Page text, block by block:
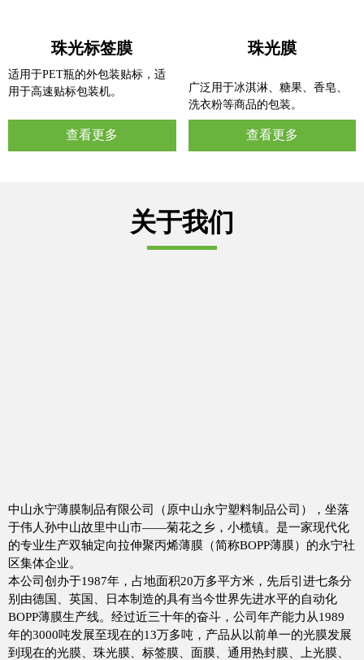
珠光标签膜
适用于PET瓶的外包装贴标，适
用于高速贴标包装机。
查看更多
珠光膜
广泛用于冰淇淋、糖果、香皂、
洗衣粉等商品的包装。
查看更多
关于我们
中山永宁薄膜制品有限公司（原中山永宁塑料制品公司），坐落
于伟人孙中山故里中山市——菊花之乡，小榄镇。是一家现代化
的专业生产双轴定向拉伸聚丙烯薄膜（简称BOPP薄膜）的永宁社
区集体企业。
本公司创办于1987年，占地面积20万多平方米，先后引进七条分
别由德国、英国、日本制造的具有当今世界先进水平的自动化
BOPP薄膜生产线。经过近三十年的奋斗，公司年产能力从1989
年的3000吨发展至现在的13万多吨，产品从以前单一的光膜发展
到现在的光膜、珠光膜、标签膜、面膜、通用热封膜、上光膜、